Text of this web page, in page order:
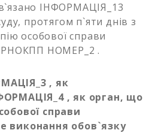
ІНФОРМАЦІЯ_13
протягом п`яти днів з
особової справи
РНОКПП НОМЕР_2 .
, як
, як орган, що
справи
виконання обов`язку